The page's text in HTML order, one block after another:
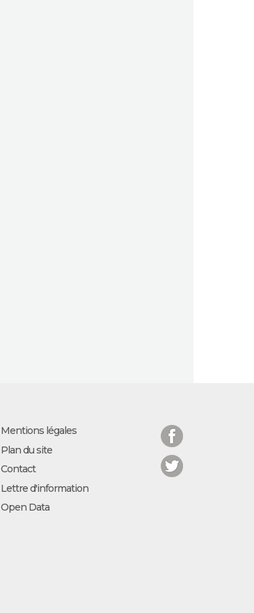
Mentions légales
Plan du site
Contact
Lettre d'information
Open Data
Facebook
Twitter